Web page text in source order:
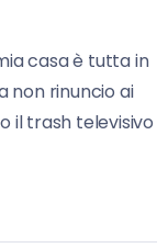
casa è tutta in
non rinuncio ai
il trash televisivo